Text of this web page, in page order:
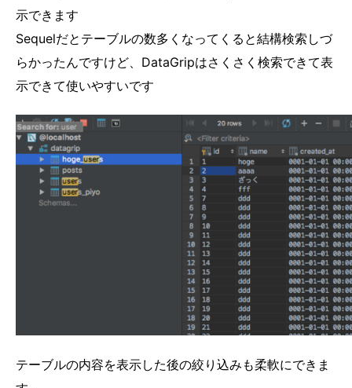
示できます
Sequelだとテーブルの数多くなってくると結構検索しづ
らかったんですけど、DataGripはさくさく検索できて表
示できて使いやすいです
テーブルの内容を表示した後の絞り込みも柔軟にできま